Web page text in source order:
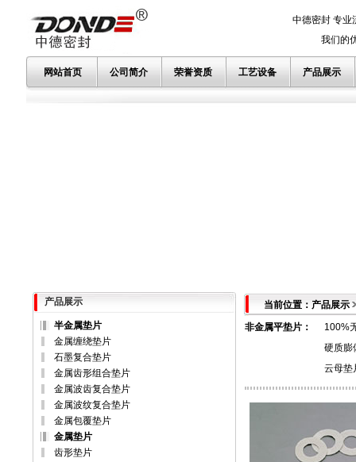
中德密封 专业
我们的优势
网站首页 公司简介 荣誉资质 工艺设备 产品展示
产品展示
半金属垫片
金属缠绕垫片
石墨复合垫片
金属齿形组合垫片
金属波齿复合垫片
金属波纹复合垫片
金属包覆垫片
金属垫片
齿形垫片
当前位置：产品展示
非金属平垫片：
100%
硬质膨
云母垫